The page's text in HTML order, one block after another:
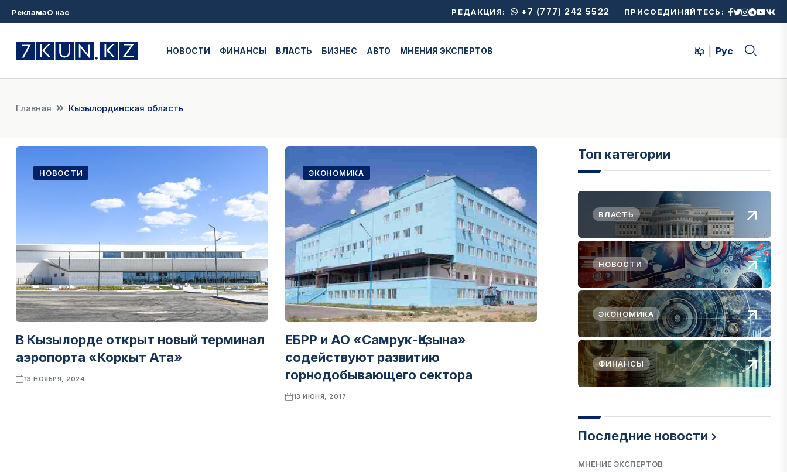
РекламаО нас РЕДАКЦИЯ: +7 (777) 242 5522 ПРИСОЕДИНЯЙТЕСЬ:
НОВОСТИ ФИНАНСЫ ВЛАСТЬ БИЗНЕС АВТО МНЕНИЯ ЭКСПЕРТОВ Қаз Рус
Главная Кызылординская область
НОВОСТИ
В Кызылорде открыт новый терминал
аэропорта «Коркыт Ата»
13 НОЯБРЯ, 2024
ЭКОНОМИКА
ЕБРР и АО «Самрук-Қазына»
содействуют развитию
горнодобывающего сектора
13 ИЮНЯ, 2017
Топ категории
ВЛАСТЬ
НОВОСТИ
ЭКОНОМИКА
ФИНАНСЫ
Последние новости
МНЕНИЕ ЭКСПЕРТОВ